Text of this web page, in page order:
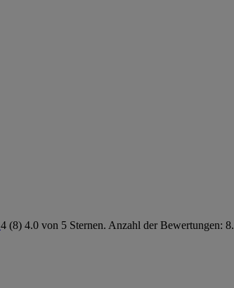
4 (8) 4.0 von 5 Sternen. Anzahl der Bewertungen: 8.